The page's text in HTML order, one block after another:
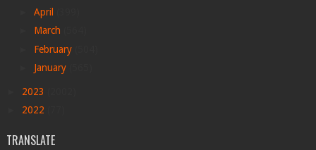
April
March
February
January
2023
2022
TRANSLATE